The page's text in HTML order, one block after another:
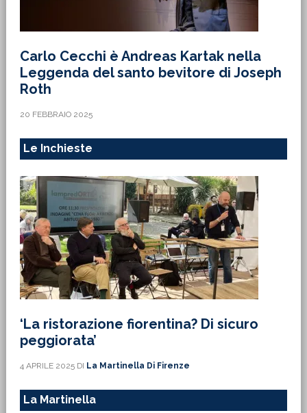
Carlo Cecchi è Andreas Kartak nella
Leggenda del santo bevitore di Joseph
Roth
20 FEBBRAIO 2025
Le Inchieste
‘La ristorazione fiorentina? Di sicuro
peggiorata’
4 APRILE 2025DI La Martinella Di Firenze
La Martinella